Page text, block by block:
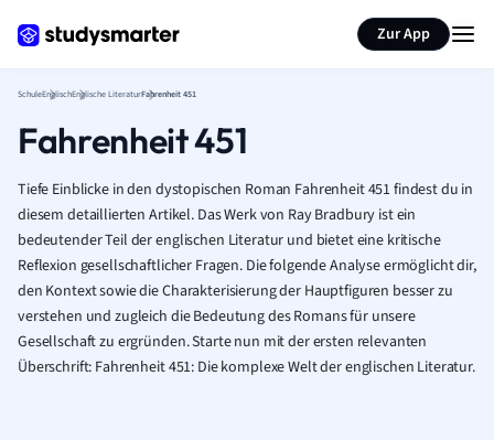
Zur App
SchuleEnglischEnglische LiteraturFahrenheit 451
Fahrenheit 451
Tiefe Einblicke in den dystopischen Roman Fahrenheit 451 findest du in
diesem detaillierten Artikel. Das Werk von Ray Bradbury ist ein
bedeutender Teil der englischen Literatur und bietet eine kritische
Reflexion gesellschaftlicher Fragen. Die folgende Analyse ermöglicht dir,
den Kontext sowie die Charakterisierung der Hauptfiguren besser zu
verstehen und zugleich die Bedeutung des Romans für unsere
Gesellschaft zu ergründen. Starte nun mit der ersten relevanten
Überschrift: Fahrenheit 451: Die komplexe Welt der englischen Literatur.
Seite zusammenfassen